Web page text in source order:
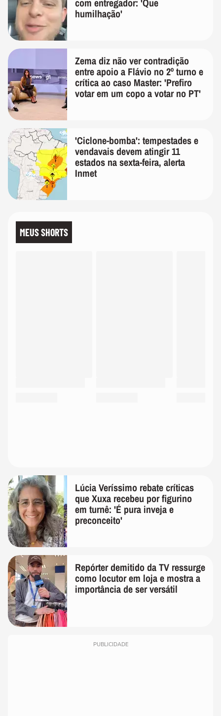
humilhação'
Zema diz não ver contradição
entre apoio a Flávio no 2º turno e
crítica ao caso Master: 'Prefiro
votar em um copo a votar no PT'
'Ciclone-bomba': tempestades e
vendavais devem atingir 11
estados na sexta-feira, alerta
Inmet
MEUS SHORTS
Lúcia Veríssimo rebate críticas
que Xuxa recebeu por figurino
em turnê: 'É pura inveja e
preconceito'
Repórter demitido da TV ressurge
como locutor em loja e mostra a
importância de ser versátil
PUBLICIDADE